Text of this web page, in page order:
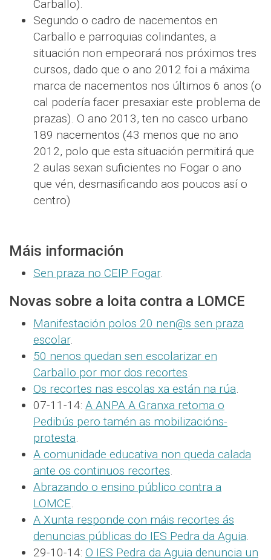
Carballo).
Segundo o cadro de nacementos en
Carballo e parroquias colindantes, a
situación non empeorará nos próximos tres
cursos, dado que o ano 2012 foi a máxima
marca de nacementos nos últimos 6 anos (o
cal podería facer presaxiar este problema de
prazas). O ano 2013, ten no casco urbano
189 nacementos (43 menos que no ano
2012, polo que esta situación permitirá que
2 aulas sexan suficientes no Fogar o ano
que vén, desmasificando aos poucos así o
centro)
Máis información
Sen praza no CEIP Fogar.
Novas sobre a loita contra a LOMCE
Manifestación polos 20 nen@s sen praza
escolar.
50 nenos quedan sen escolarizar en
Carballo por mor dos recortes
Os recortes nas escolas xa están na rúa
07-11-14: A ANPA A Granxa retoma o
Pedibús pero tamén as mobilizacións-
protesta
A comunidade educativa non queda calada
ante os continuos recortes
Abrazando o ensino público contra a
LOMCE
A Xunta responde con máis recortes ás
denuncias públicas do IES Pedra da Aguia
29-10-14: O IES Pedra da Aguia denuncia un